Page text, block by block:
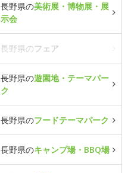
長野県の美術展・博物展・展
示会
長野県のフェア
長野県の遊園地・テーマパー
ク
長野県のフードテーマパーク
長野県のキャンプ場・BBQ場